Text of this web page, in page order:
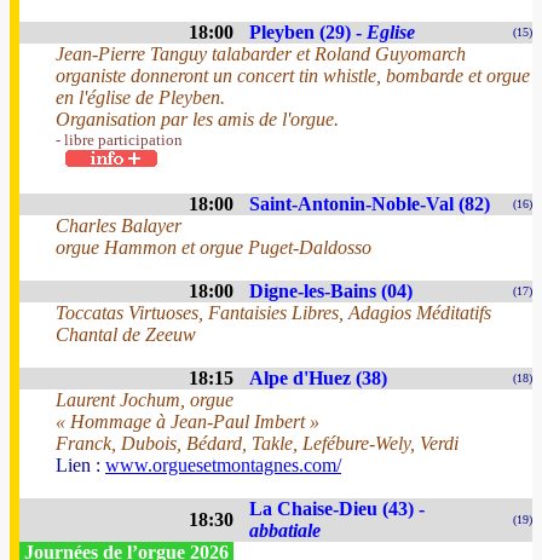
18:00 Pleyben (29) - Eglise (15)
Jean-Pierre Tanguy talabarder et Roland Guyomarch
organiste donneront un concert tin whistle, bombarde et orgue
en l'église de Pleyben.
Organisation par les amis de l'orgue.
- libre participation
18:00 Saint-Antonin-Noble-Val (82) (16)
Charles Balayer
orgue Hammon et orgue Puget-Daldosso
18:00 Digne-les-Bains (04) (17)
Toccatas Virtuoses, Fantaisies Libres, Adagios Méditatifs
Chantal de Zeeuw
18:15 Alpe d'Huez (38) (18)
Laurent Jochum, orgue
« Hommage à Jean-Paul Imbert »
Franck, Dubois, Bédard, Takle, Lefébure-Wely, Verdi
Lien : www.orguesetmontagnes.com/
18:30
La Chaise-Dieu (43) -
abbatiale
(19)
Journées de l’orgue 2026